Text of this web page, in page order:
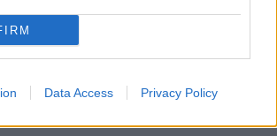
Data Access Privacy Policy
darba d.)